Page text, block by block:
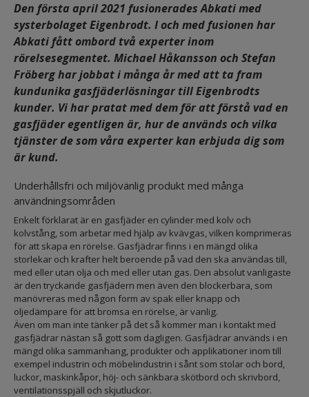
Den första april 2021 fusionerades Abkati med
systerbolaget Eigenbrodt. I och med fusionen har
Abkati fått ombord två experter inom
rörelsesegmentet. Michael Håkansson och Stefan
Fröberg har jobbat i många år med att ta fram
kundunika gasfjäderlösningar till Eigenbrodts
kunder. Vi har pratat med dem för att förstå vad en
gasfjäder egentligen är, hur de används och vilka
tjänster de som våra experter kan erbjuda dig som
är kund.
Underhållsfri och miljövänlig produkt med många
användningsområden
Enkelt förklarat är en gasfjäder en cylinder med kolv och
kolvstång, som arbetar med hjälp av kvävgas, vilken komprimeras
för att skapa en rörelse. Gasfjädrar finns i en mängd olika
storlekar och krafter helt beroende på vad den ska användas till,
med eller utan olja och med eller utan gas. Den absolut vanligaste
är den tryckande gasfjädern men även den blockerbara, som
manövreras med någon form av spak eller knapp och
oljedämpare för att bromsa en rörelse, är vanlig.
Även om man inte tänker på det så kommer man i kontakt med
gasfjädrar nästan så gott som dagligen. Gasfjädrar används i en
mängd olika sammanhang, produkter och applikationer inom till
exempel industrin och möbelindustrin i sånt som stolar och bord,
luckor, maskinkåpor, höj- och sänkbara skötbord och skrivbord,
ventilationsspjäll och skjutluckor.